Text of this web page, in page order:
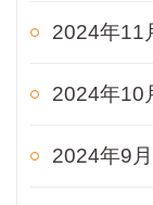
2024年11
2024年10
2024年9月